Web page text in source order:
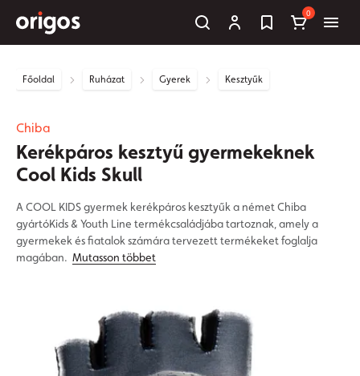
0
Főoldal Ruházat Gyerek Kesztyűk
Chiba
Kerékpáros kesztyű gyermekeknek
Cool Kids Skull
A COOL KIDS gyermek kerékpáros kesztyűk a német Chiba
gyártóKids & Youth Line termékcsaládjába tartoznak, amely a
gyermekek és fiatalok számára tervezett termékeket foglalja
magában. Mutasson többet